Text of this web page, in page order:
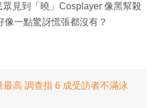
見到「曉」Cosplayer 像黑幫殺
一點驚訝慌張都沒有？
高 調查指 6 成受訪者不滿泳